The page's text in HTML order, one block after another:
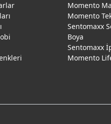
Momento
Momento
Sentomaxx
Boya
Sentomaxx
Momento